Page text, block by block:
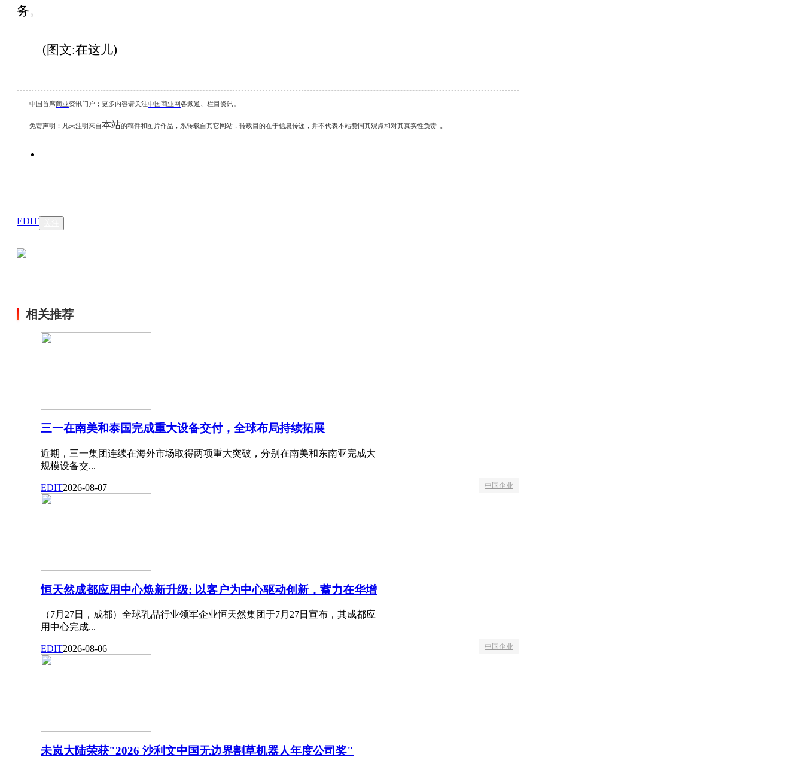
务。
(图文:在这儿)
中国首席商业资讯门户；更多内容请关注中国商业网各频道、栏目资讯
免责声明：凡未注明来自本站的稿件和图片作品，系转载自其它网站，转载目的在于信息传递，并不代表本站赞同其观点和对其真实性负责 。
EDIT
相关推荐
三一在南美和泰国完成重大设备交付，全球布局持续拓展
近期，三一集团连续在海外市场取得两项重大突破，分别在南美和东南亚完成大
规模设备交...
EDIT2026-08-07 中国企业
恒天然成都应用中心焕新升级: 以客户为中心驱动创新，蓄力在华增
（7月27日，成都）全球乳品行业领军企业恒天然集团于7月27日宣布，其成都应
用中心完成...
EDIT2026-08-06 中国企业
未岚大陆荣获"2026 沙利文中国无边界割草机器人年度公司奖"